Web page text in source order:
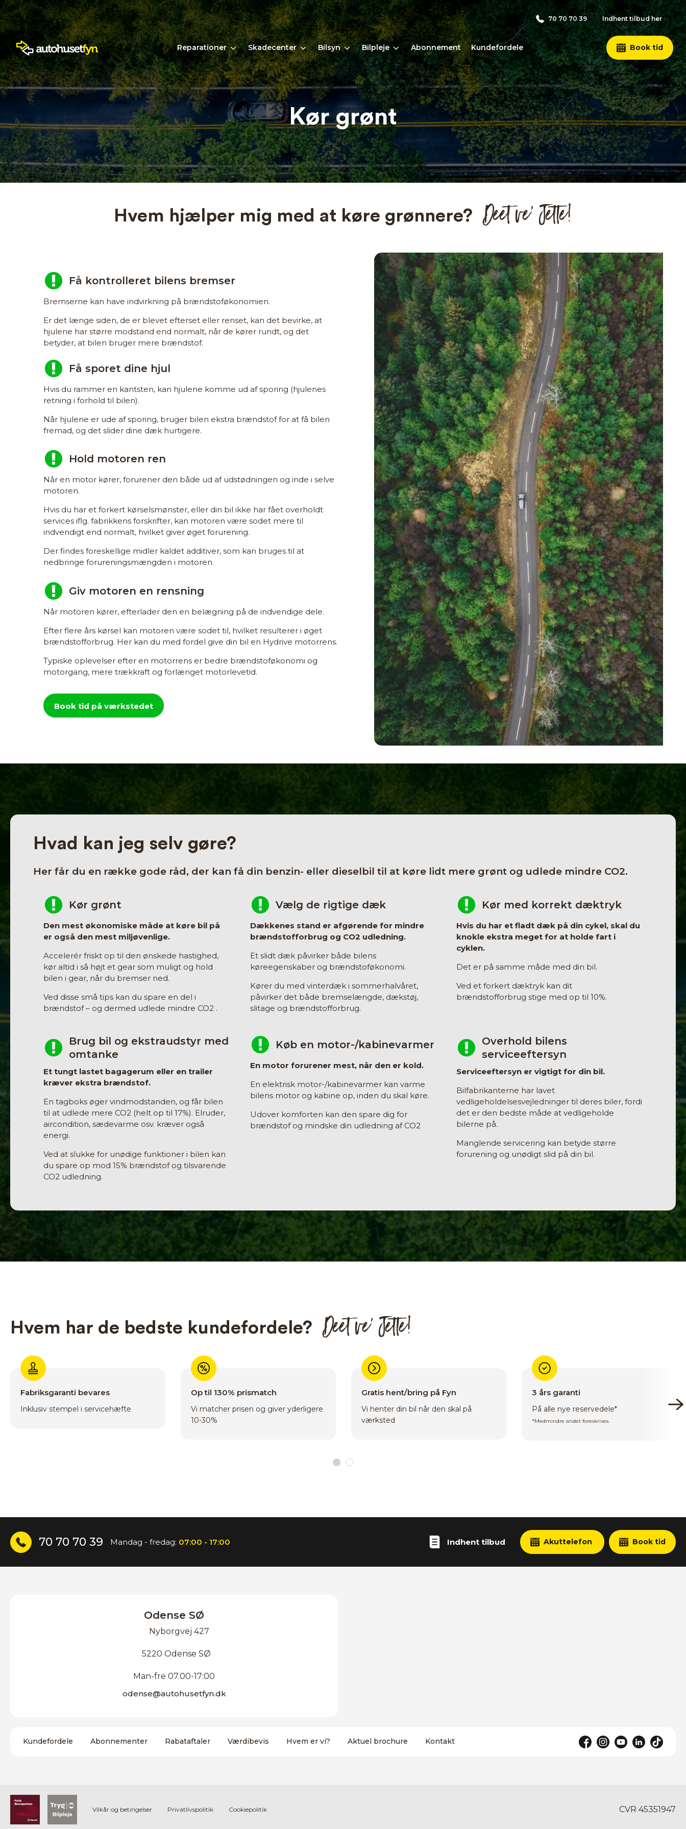
70 70 70 39 Indhent tilbud her
Reparationer Skadecenter Bilsyn Bilpleje Abonnement Kundefordele Book tid
Kør grønt
Hvem hjælper mig med at køre grønnere? Deet ve’ Jette!
Få kontrolleret bilens bremser
Bremserne kan have indvirkning på brændstoføkonomien.
Er det længe siden, de er blevet efterset eller renset, kan det bevirke, at
hjulene har større modstand end normalt, når de kører rundt, og det
betyder, at bilen bruger mere brændstof.
Få sporet dine hjul
Hvis du rammer en kantsten, kan hjulene komme ud af sporing (hjulenes
retning i forhold til bilen).
Når hjulene er ude af sporing, bruger bilen ekstra brændstof for at få bilen
fremad, og det slider dine dæk hurtigere.
Hold motoren ren
Når en motor kører, forurener den både ud af udstødningen og inde i selve
motoren.
Hvis du har et forkert kørselsmønster, eller din bil ikke har fået overholdt
services iflg. fabrikkens forskrifter, kan motoren være sodet mere til
indvendigt end normalt, hvilket giver øget forurening.
Der findes foreskellige midler kaldet additiver, som kan bruges til at
nedbringe forureningsmængden i motoren.
Giv motoren en rensning
Når motoren kører, efterlader den en belægning på de indvendige dele.
Efter flere års kørsel kan motoren være sodet til, hvilket resulterer i øget
brændstofforbrug. Her kan du med fordel give din bil en Hydrive motorrens.
Typiske oplevelser efter en motorrens er bedre brændstoføkonomi og
motorgang, mere trækkraft og forlænget motorlevetid.
Book tid på værkstedet
Hvad kan jeg selv gøre?
Her får du en række gode råd, der kan få din benzin- eller dieselbil til at køre lidt mere grønt og udlede mindre CO2.
Kør grønt
Den mest økonomiske måde at køre bil på
er også den mest miljøvenlige.
Accelerér friskt op til den ønskede hastighed,
kør altid i så højt et gear som muligt og hold
bilen i gear, når du bremser ned.
Ved disse små tips kan du spare en del i
brændstof – og dermed udlede mindre CO2 .
Vælg de rigtige dæk
Dækkenes stand er afgørende for mindre
brændstofforbrug og CO2 udledning.
Et slidt dæk påvirker både bilens
køreegenskaber og brændstoføkonomi.
Kører du med vinterdæk i sommerhalvåret,
påvirker det både bremselængde, dækstøj,
slitage og brændstofforbrug.
Kør med korrekt dæktryk
Hvis du har et fladt dæk på din cykel, skal du
knokle ekstra meget for at holde fart i
cyklen.
Det er på samme måde med din bil.
Ved et forkert dæktryk kan dit
brændstofforbrug stige med op til 10%.
Brug bil og ekstraudstyr med
omtanke
Et tungt lastet bagagerum eller en trailer
kræver ekstra brændstof.
En tagboks øger vindmodstanden, og får bilen
til at udlede mere CO2 (helt op til 17%). Elruder,
aircondition, sædevarme osv. kræver også
energi.
Ved at slukke for unødige funktioner i bilen kan
du spare op mod 15% brændstof og tilsvarende
CO2 udledning.
Køb en motor-/kabinevarmer
En motor forurener mest, når den er kold.
En elektrisk motor-/kabinevarmer kan varme
bilens motor og kabine op, inden du skal køre.
Udover komforten kan den spare dig for
brændstof og mindske din udledning af CO2
Overhold bilens
serviceeftersyn
Serviceeftersyn er vigtigt for din bil.
Bilfabrikanterne har lavet
vedligeholdelsesvejledninger til deres biler, fordi
det er den bedste måde at vedligeholde
bilerne på.
Manglende servicering kan betyde større
forurening og unødigt slid på din bil.
Hvem har de bedste kundefordele? Deet ve’ Jette!
Fabriksgaranti bevares
Inklusiv stempel i servicehæfte
Op til 130% prismatch
Vi matcher prisen og giver yderligere
10-30%
Gratis hent/bring på Fyn
Vi henter din bil når den skal på
værksted
3 års garanti
På alle nye reservedele*
*Medmindre andet foreskrives.
70 70 70 39 Mandag - fredag: 07:00 - 17:00 Indhent tilbud Akuttelefon Book tid
Odense SØ
Nyborgvej 427
5220 Odense SØ
Man-fre 07.00-17:00
odense@autohusetfyn.dk
Kundefordele Abonnementer Rabataftaler Værdibevis Hvem er vi? Aktuel brochure Kontakt
Vilkår og betingelser Privatlivspolitik Cookiepolitik CVR 45351947